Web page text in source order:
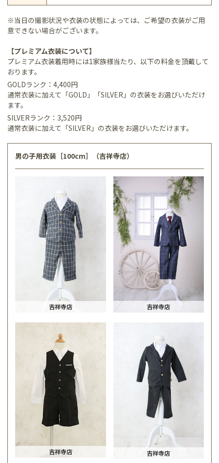
※当日の撮影状況や衣装の状態によっては、ご希望の衣装がご用
意できない場合がございます。
【プレミアム衣装について】
プレミアム衣装着用時には1家族様当たり、以下の料金を頂戴して
おります。
GOLDランク：4,400円
通常衣装に加えて「GOLD」「SILVER」の衣装をお選びいただけ
ます。
SILVERランク：3,520円
通常衣装に加えて「SILVER」の衣装をお選びいただけます。
男の子用衣装［100cm］（吉祥寺店）
吉祥寺店 吉祥寺店
吉祥寺店 吉祥寺店